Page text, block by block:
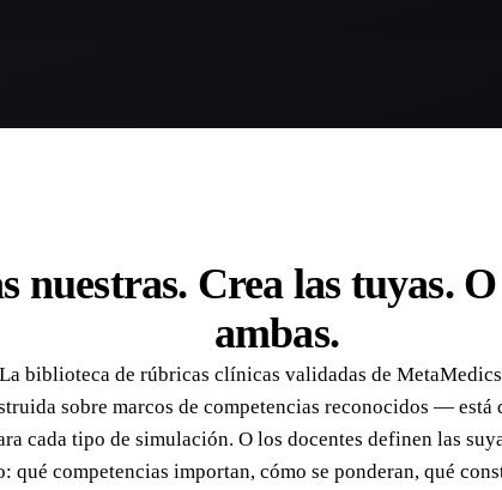
nuestras. Crea las tuyas.
ambas.
La biblioteca de rúbricas clínicas validadas de
sobre marcos de competencias reconocidos — está
cada tipo de simulación. O los docentes definen las
qué competencias importan, cómo se ponderan, qué